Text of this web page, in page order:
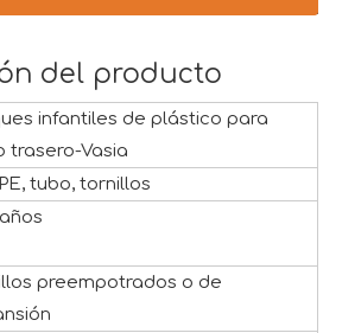
del producto
infantiles de plástico para
trasero-Vasia
tubo, tornillos
preempotrados o de